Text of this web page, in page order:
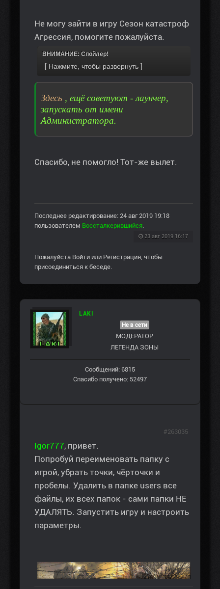
Не могу зайти в игру Сезон катастроф
Агрессия, помогите пожалуйста.
ВНИМАНИЕ: Спойлер!
Здесь , ещё советуют - лаунчер,
запускать от имени
Администратора.
Спасибо, не помогло! Тот-же вылет.
Последнее редактирование: 24 авг 2019 19:18
пользователем Воссталкерившийся
23 авг 2019 16:17
Пожалуйста Войти или Регистрация , чтобы
присоединиться к беседе.
LAKI
Не в сети
МОДЕРАТОР
ЛЕГЕНДА ЗОНЫ
Сообщений: 6815
Спасибо получено: 52497
Igor777, привет.
Попробуй переименовать папку с
игрой, убрать точки, чёрточки и
пробелы. Удалить в папке users все
файлы, их всех папок - сами папки НЕ
УДАЛЯТЬ. Запустить игру и настроить
параметры.
#263035